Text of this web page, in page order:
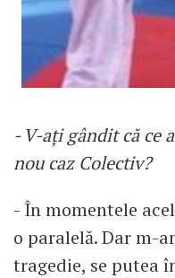
- V-ați gândit că ce
nou caz Colectiv?
- În momentele
o paralelă. Dar m-
tragedie, se putea